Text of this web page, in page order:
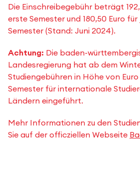
Die Einschreibegebühr beträgt
erste Semester und 180,50 Euro
Semester (Stand: Juni 2024).
Achtung: Die baden-
Landesregierung hat ab dem
Studiengebühren in Höhe von
Semester für internationale
Ländern eingeführt.
Mehr Informationen zu den
Sie auf der officziellen Webseite